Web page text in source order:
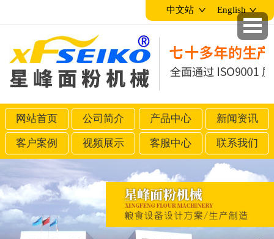
中文站 English
网站首页 公司简介 产品中心 新闻资讯
客户案例 视频展示 客服中心 联系我们